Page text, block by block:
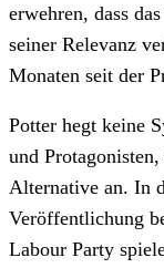
erwehren, dass
seiner Relevanz
Monaten seit der
Potter hegt keine
und
Alternative an. In
Veröffentlichung
Labour Party